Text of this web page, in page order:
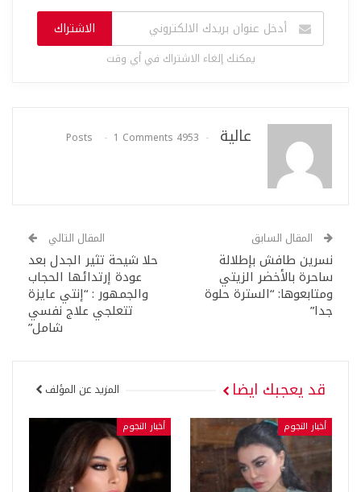
الاشتراك
يمكنك إلغاء الاشتراك في أي وقت
عالية 4953 Posts
1 Comments
المقال السابق
نسرين طافش بإطلالة
ساحرة بالأخضر الزيتي
ومتابعوها: “السترة حلوة
جدا”
المقال التالي
حلا شيحة تثير الجدل بعد
عودة إرتدائها الحجاب
والجمهور : “إنتي عايزة
تتعلجي علاج نفسي
شامل”
قد يعجبك ايضا المزيد عن المؤلف
أخبار النجوم أخبار النجوم